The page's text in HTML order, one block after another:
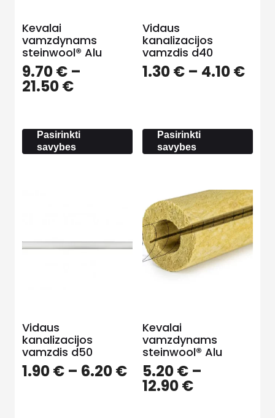
Kevalai
vamzdynams
steinwool® Alu
9.70€ –
21.50€Price
through
21.50 €
Pasirinkti
savybes
Vidaus
kanalizacijos
vamzdis d40
1.30€ – 4.10€
Pasirinkti
savybes
Vidaus
kanalizacijos
vamzdis d50
1.90€ – 6.20€Price
range:
Kevalai
vamzdynams
steinwool® Alu
5.20€ –
12.90€Price